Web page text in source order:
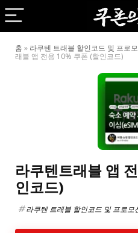
홈 » 라쿠텐 트래블 할인코드 및 프로
래블 앱 전용 10% 쿠폰 (할인코드)
라쿠텐트래블 앱
인코드)
라쿠텐 트래블 할인코드 및 프로